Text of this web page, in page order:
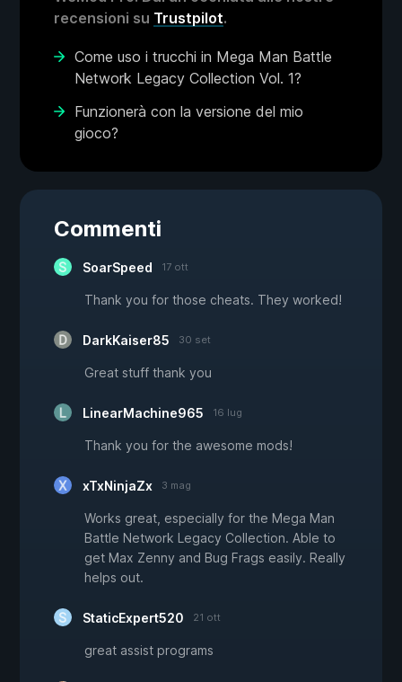
recensioni su Trustpilot.
Come uso i trucchi in Mega Man Battle
Network Legacy Collection Vol. 1?
Funzionerà con la versione del mio
gioco?
Commenti
SoarSpeed 17 ott
Thank you for those cheats. They worked!
DarkKaiser85 30 set
Great stuff thank you
LinearMachine965 16 lug
Thank you for the awesome mods!
xTxNinjaZx 3 mag
Works great, especially for the Mega Man
Battle Network Legacy Collection. Able to
get Max Zenny and Bug Frags easily. Really
helps out.
StaticExpert520 21 ott
great assist programs